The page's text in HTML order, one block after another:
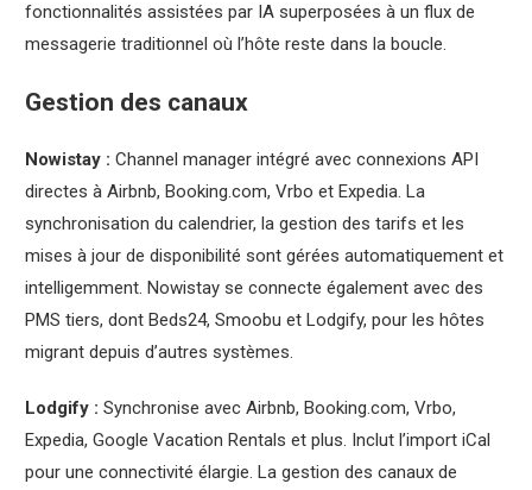
fonctionnalités assistées par IA superposées à un flux de
messagerie traditionnel où l’hôte reste dans la boucle.
Gestion des canaux
Nowistay : Channel manager intégré avec connexions API
directes à Airbnb, Booking.com, Vrbo et Expedia. La
synchronisation du calendrier, la gestion des tarifs et les
mises à jour de disponibilité sont gérées automatiquement et
intelligemment. Nowistay se connecte également avec des
PMS tiers, dont Beds24, Smoobu et Lodgify, pour les hôtes
migrant depuis d’autres systèmes.
Lodgify : Synchronise avec Airbnb, Booking.com, Vrbo,
Expedia, Google Vacation Rentals et plus. Inclut l’import iCal
pour une connectivité élargie. La gestion des canaux de